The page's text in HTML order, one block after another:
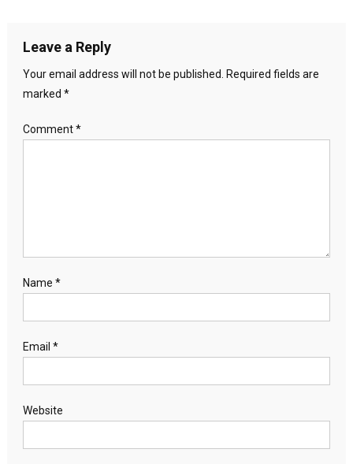
Leave a Reply
Your email address will not be published.
Required fields are
marked *
Comment*
Name *
Email *
Website